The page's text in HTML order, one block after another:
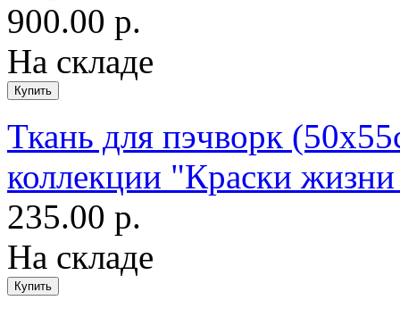
900.00 р.
На складе
Ткань для пэчворк
коллекции "Краски
235.00 р.
На складе